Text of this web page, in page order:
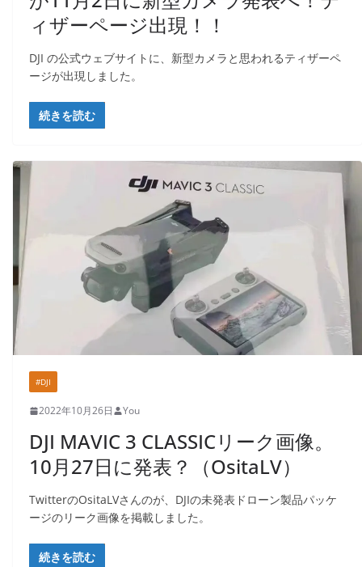
ィザーページ出現！！
DJI の公式ウェブサイトに、新型カメラと思われるティザーペ
ージが出現しました。​
続きを読む
#DJI
2022年10月26日 You
DJI MAVIC 3 CLASSICリーク画像。
10月27日に発表？（OsitaLV）
TwitterのOsitaLVさんのが、DJIの未発表ドローン製品パッケ
ージ​のリーク画像を掲載しました。
続きを読む